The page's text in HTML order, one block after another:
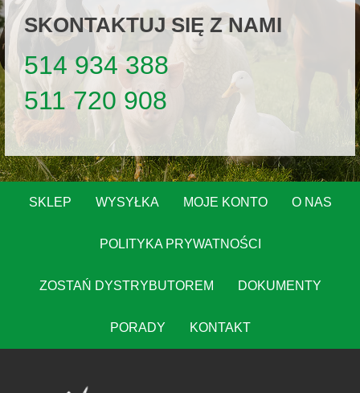
SKONTAKTUJ SIĘ Z NAMI
514 934 388
511 720 908
SKLEP WYSYŁKA MOJE KONTO O NAS
POLITYKA PRYWATNOŚCI
ZOSTAŃ DYSTRYBUTOREM DOKUMENTY
PORADY KONTAKT